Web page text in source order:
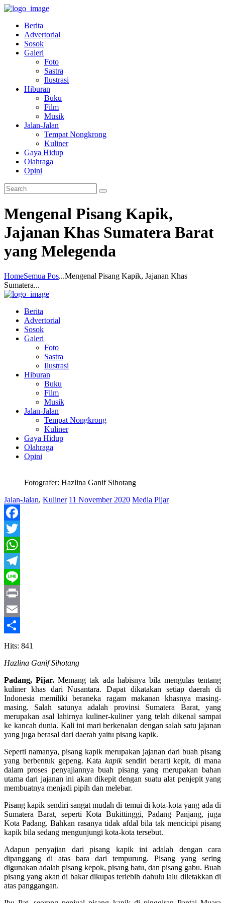
Berita
Advertorial
Sosok
Galeri
Foto
Sastra
Ilustrasi
Hiburan
Buku
Film
Musik
Jalan-Jalan
Tempat Nongkrong
Kuliner
Gaya Hidup
Olahraga
Opini
Mengenal Pisang Kapik,
Jajanan Khas Sumatera Barat
yang Melegenda
HomeSemua Pos...Mengenal Pisang Kapik, Jajanan Khas
Sumatera...
Berita
Advertorial
Sosok
Galeri
Foto
Sastra
Ilustrasi
Hiburan
Buku
Film
Musik
Jalan-Jalan
Tempat Nongkrong
Kuliner
Gaya Hidup
Olahraga
Opini
Fotografer: Hazlina Ganif Sihotang
Jalan-Jalan, Kuliner 11 November 2020 Media Pijar
Facebook
Twitter
WhatsApp
Telegram
Line
Print
Email
Share
Hits: 841
Hazlina Ganif Sihotang
Padang, Pijar. Memang tak ada habisnya bila mengulas tentang
kuliner khas dari Nusantara. Dapat dikatakan setiap daerah di
Indonesia memiliki beraneka ragam makanan khasnya masing-
masing. Salah satunya adalah provinsi Sumatera Barat, yang
merupakan asal lahirnya kuliner-kuliner yang telah dikenal sampai
ke kancah dunia. Kali ini mari berkenalan dengan salah satu jajanan
yang juga berasal dari daerah yaitu pisang kapik.
Seperti namanya, pisang kapik merupakan jajanan dari buah pisang
yang berbentuk gepeng. Katakapik sendiri berarti kepit, di mana
dalam proses penyajiannya buah pisang yang merupakan bahan
utama dari jajanan ini akan dikepit dengan suatu alat penjepit yang
membuatnya menjadi pipih dan melebar.
Pisang kapik sendiri sangat mudah di temui di kota-kota yang ada di
Sumatera Barat, seperti Kota Bukittinggi, Padang Panjang, juga
Kota Padang. Bahkan rasanya tidak afdal bila tak mencicipi pisang
kapik bila sedang mengunjungi kota-kota tersebut.
Adapun penyajian dari pisang kapik ini adalah dengan cara
dipanggang di atas bara dari tempurung. Pisang yang sering
digunakan adalah pisang kepok, pisang batu, dan pisang gabu. Buah
pisang yang akan di bakar dikupas terlebih dahulu lalu diletakkan di
atas panggangan.